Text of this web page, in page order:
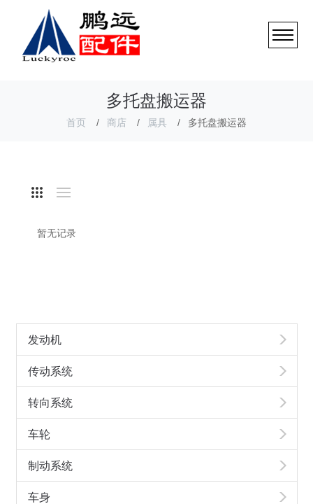
多托盘搬运器
首页 商店 属具 多托盘搬运器
发动机
传动系统
转向系统
车轮
制动系统
车身
暂无记录